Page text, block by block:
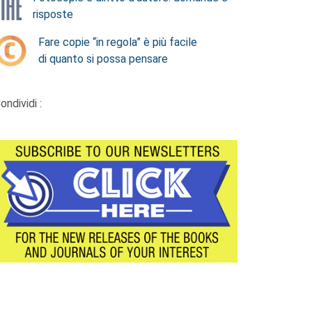
risposte
Fare copie “in regola” è più facile
di quanto si possa pensare
: